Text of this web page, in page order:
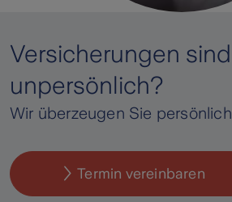
Versicherungen sind
unpersönlich?
Wir überzeugen Sie
Termin vereinbaren